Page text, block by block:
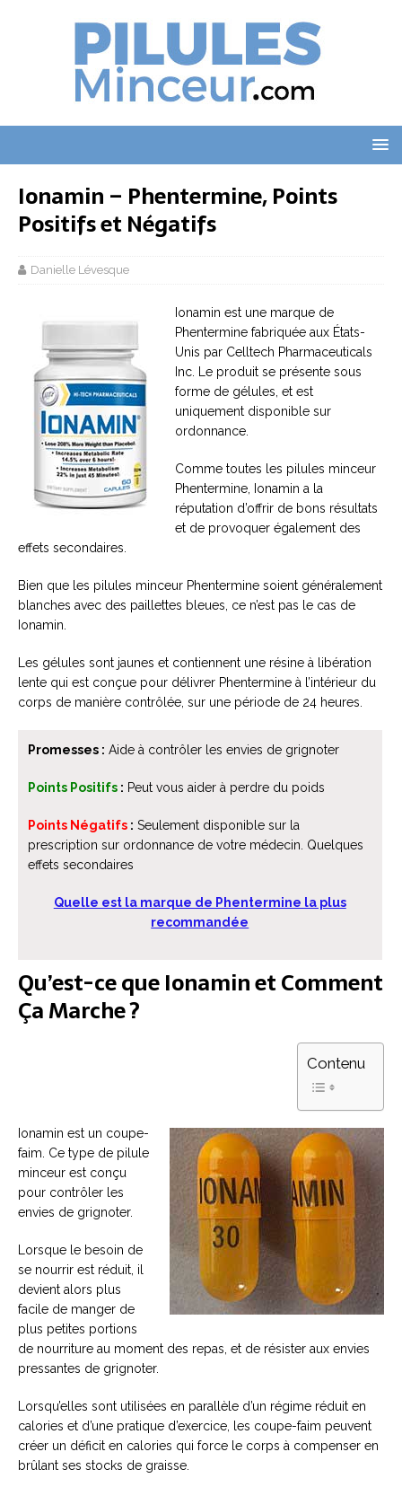
Ionamin – Phentermine, Points
Positifs et Négatifs
Danielle Lévesque
Ionamin est une marque de
Phentermine fabriquée aux États-
Unis par Celltech Pharmaceuticals
Inc. Le produit se présente sous
forme de gélules, et est
uniquement disponible sur
ordonnance.
Comme toutes les pilules minceur
Phentermine, Ionamin a la
réputation d’offrir de bons résultats
et de provoquer également des
effets secondaires.
Bien que les pilules minceur Phentermine soient généralement
blanches avec des paillettes bleues, ce n’est pas le cas de
Ionamin.
Les gélules sont jaunes et contiennent une résine à libération
lente qui est conçue pour délivrer Phentermine à l’intérieur du
corps de manière contrôlée, sur une période de 24 heures.
Promesses : Aide à contrôler les envies de grignoter
Points Positifs : Peut vous aider à perdre du poids
Points Négatifs : Seulement disponible sur la
prescription sur ordonnance de votre médecin. Quelques
effets secondaires
Quelle est la marque de Phentermine la plus
recommandée
Qu’est-ce que Ionamin et Comment
Ça Marche ?
Contenu
Ionamin est un coupe-
faim. Ce type de pilule
minceur est conçu
pour contrôler les
envies de grignoter.
Lorsque le besoin de
se nourrir est réduit, il
devient alors plus
facile de manger de
plus petites portions
de nourriture au moment des repas, et de résister aux envies
pressantes de grignoter.
Lorsqu’elles sont utilisées en parallèle d’un régime réduit en
calories et d’une pratique d’exercice, les coupe-faim peuvent
créer un déficit en calories qui force le corps à compenser en
brûlant ses stocks de graisse.